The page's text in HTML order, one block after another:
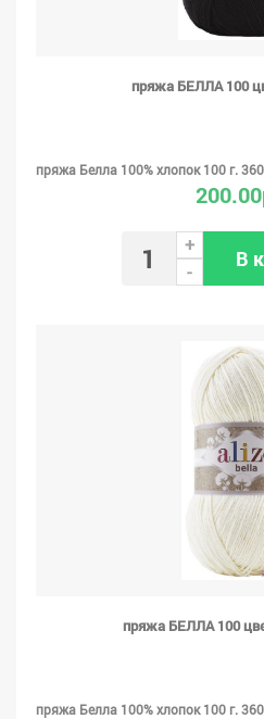
пряжа БЕЛЛА 100
пряжа Белла 100% хлопок 100 г.
+
-
В
пряжа БЕЛЛА 100
пряжа Белла 100% хлопок 100 г.